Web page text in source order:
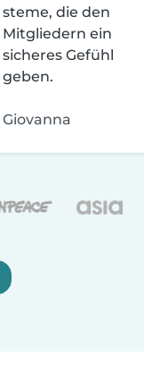
steme, die den
Mitgliedern ein
sicheres Gefühl
geben.
Giovanna